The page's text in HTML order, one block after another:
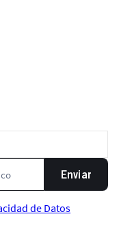
Enviar
de Datos